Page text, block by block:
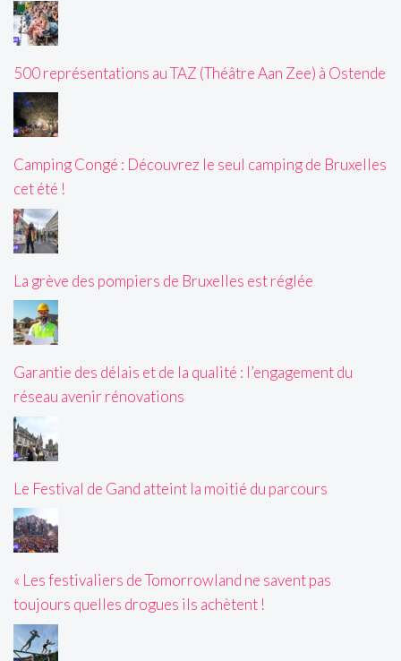
500 représentations au TAZ (Théâtre Aan Zee) à Ostende
Camping Congé : Découvrez le seul camping de Bruxelles
cet été !
La grève des pompiers de Bruxelles est réglée
Garantie des délais et de la qualité : l’engagement du
réseau avenir rénovations
Le Festival de Gand atteint la moitié du parcours
« Les festivaliers de Tomorrowland ne savent pas
toujours quelles drogues ils achètent !